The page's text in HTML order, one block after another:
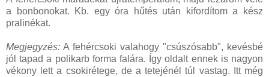
a bonbonokat. Kb. egy óra hűtés után kifordítom a kész
pralinékat.
Megjegyzés: A fehércsoki valahogy "csúszósabb", kevésbé
jól tapad a polikarb forma falára. Így oldalt ennek is nagyon
vékony lett a csokirétege, de a tetejénél túl vastag. Itt még